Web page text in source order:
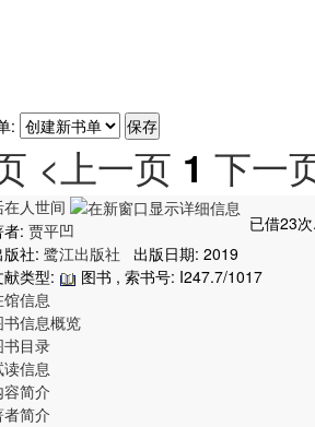
:
<上一页 1 下一
在人世间
已借23
者: 贾平凹
版社: 鹭江出版社
出版日期: 2019
献类型:
图书 , 索书号: I247.7/1017
馆信息
书信息概览
书目录
读信息
容简介
者简介